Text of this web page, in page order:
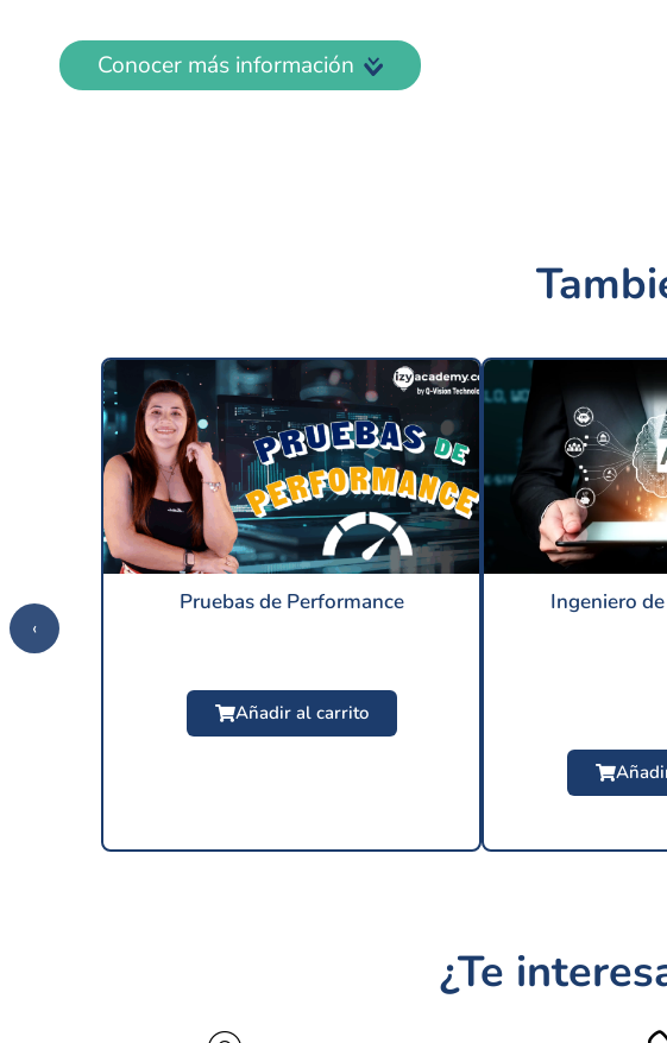
Conocer más información
Pruebas de Performance
Añadir al carrito
Ingeniero
‹
¿Te